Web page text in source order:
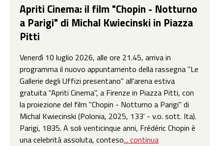
Apriti Cinema: il film "Chopin - Notturno
a Parigi" di Michal Kwiecinski in Piazza
Pitti
Venerdì 10 luglio 2026, alle ore 21.45, arriva in
programma il nuovo appuntamento della rassegna "Le
Gallerie degli Uffizi presentano" all'arena estiva
gratuita "Apriti Cinema", a Firenze in Piazza Pitti, con
la proiezione del film "Chopin - Notturno a Parigi" di
Michal Kwiecinski (Polonia, 2025, 133' - v.o. sott. Ita).
Parigi, 1835. A soli venticinque anni, Frédéric Chopin è
una celebrità assoluta, conteso... continua